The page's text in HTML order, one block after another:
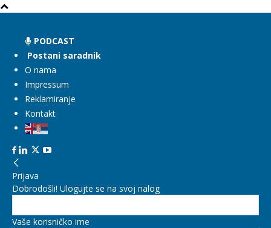
PODCAST
Postani saradnik
O nama
Impressum
Reklamiranje
Kontakt
Prijava
Dobrodošli! Ulogujte se na svoj nalog
Vaše korisničko ime